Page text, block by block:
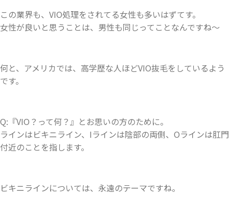
この業界も、VIO処理をされてる女性も多いはずてす。
女性が良いと思うことは、男性も同じってことなんですね〜
何と、アメリカでは、高学歴な人ほどVIO抜毛をしているよう
です。
Q:『VIO？って何？』とお思いの方のために。
ラインはビキニライン、Iラインは陰部の両側、Oラインは肛門
付近のことを指します。
ビキニラインについては、永遠のテーマですね。